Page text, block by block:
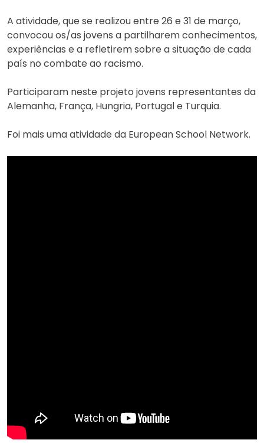
A atividade, que se realizou entre 26 e 31 de março,
convocou os/as jovens a partilharem conhecimentos,
experiências e a refletirem sobre a situação de cada
país no combate ao racismo.
Participaram neste projeto jovens representantes da
Alemanha, França, Hungria, Portugal e Turquia.
Foi mais uma atividade da European School Network.